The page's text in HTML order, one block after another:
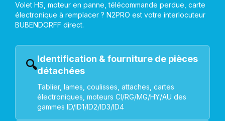
Volet HS, moteur en panne, télécommande perdue, carte
électronique à remplacer ? N2PRO est votre interlocuteur
BUBENDORFF direct.
🔍Identification & fourniture de pièces
détachées
Tablier, lames, coulisses, attaches, cartes
électroniques, moteurs CI/RG/MG/HY/AU des
gammes ID/ID1/ID2/ID3/ID4